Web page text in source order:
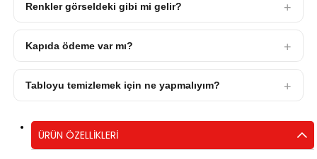
Renkler görseldeki gibi mi gelir?
Kapıda ödeme var mı?
Tabloyu temizlemek için ne yapmalıyım?
ÜRÜN ÖZELLIKLERI